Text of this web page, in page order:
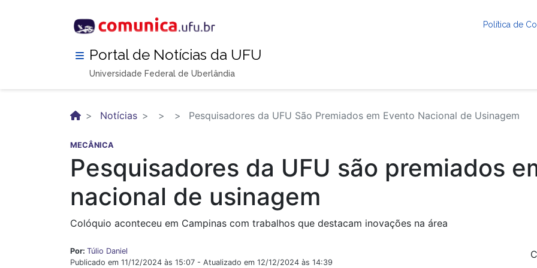
Política de
Portal de Notícias da UFU
Universidade Federal de Uberlândia
Notícias Pesquisadores da UFU São Premiados em Evento Nacional de Usinagem
MECÂNICA
Pesquisadores da UFU são premiados
nacional de usinagem
Colóquio aconteceu em Campinas com trabalhos que destacam inovações na área
Por: Túlio Daniel
Publicado em 11/12/2024 às 15:07 - Atualizado em 12/12/2024 às 14:39